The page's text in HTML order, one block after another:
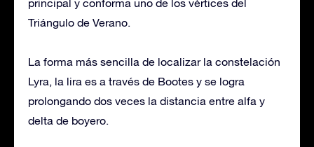
principal y conforma uno de los vértices del
Triángulo de Verano.
La forma más sencilla de localizar la constelación
Lyra, la lira es a través de Bootes y se logra
prolongando dos veces la distancia entre alfa y
delta de boyero.